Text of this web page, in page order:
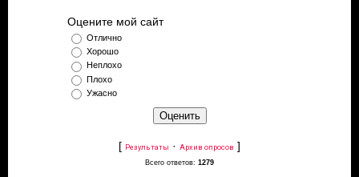
Оцените мой сайт
Отлично
Хорошо
Неплохо
Плохо
Ужасно
[ Результаты · Архив опросов ]
Всего ответов: 1279